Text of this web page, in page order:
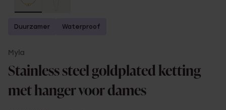
Duurzamer Waterproof
Myla
Stainless steel goldplated ketting
met hanger voor dames